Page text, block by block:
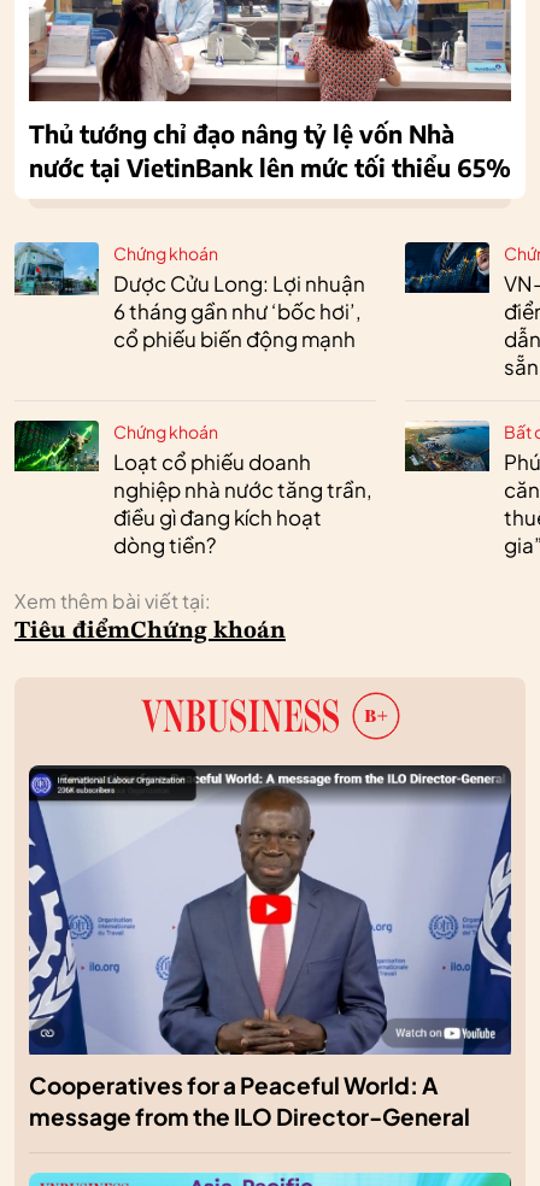
Chứng khoán
Dược Cửu Long: Lợi nhuận
6 tháng gần như ‘bốc hơi’,
cổ phiếu biến động mạnh
Chứng khoán
Loạt cổ phiếu doanh
nghiệp nhà nước tăng trần,
điều gì đang kích hoạt
dòng tiền?
Bất
Xem thêm bài viết tại:
Tiêu điểmChứng khoán
Thủ tướng chỉ đạo nâng tỷ lệ vốn Nhà
nước tại VietinBank lên mức tối thiểu 65%
Cooperatives for a Peaceful World: A
message from the ILO Director-General